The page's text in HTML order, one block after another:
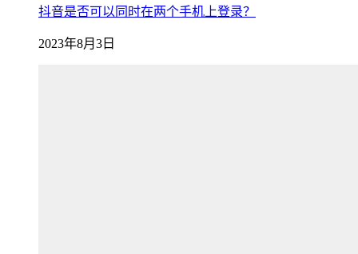
抖音是否可以同时在两个手机上登录？
2023年8月3日